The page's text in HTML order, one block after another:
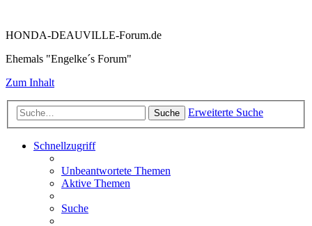
HONDA-DEAUVILLE-Forum.de
Ehemals "Engelke´s Forum"
Zum Inhalt
Suche Erweiterte Suche
Schnellzugriff
Unbeantwortete Themen
Aktive Themen
Suche